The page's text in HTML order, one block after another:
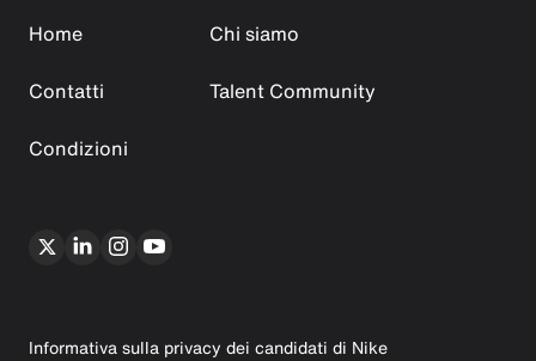
Home
Chi siamo
Contatti
Talent Community
Condizioni
Informativa sulla privacy dei candidati di Nike